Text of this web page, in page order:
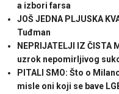
a izbori farsa
JOŠ JEDNA PLJUSKA
Tuđman
NEPRIJATELJI IZ
uzrok nepomirljivog
PITALI SMO: Što o
misle oni koji se bave